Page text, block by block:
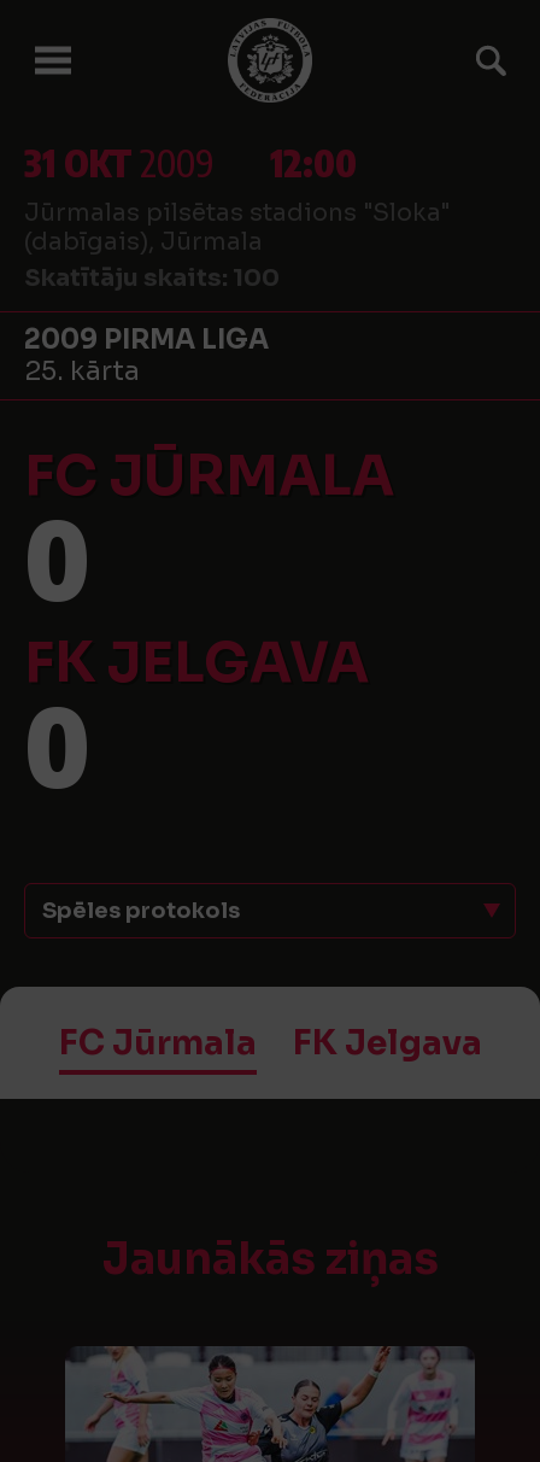
31 OKT2009 12:00
Jūrmalas pilsētas stadions "Sloka"
(dabīgais), Jūrmala
Skatītāju skaits: 100
2009 PIRMA LIGA
25. kārta
FC JŪRMALA
0
FK JELGAVA
0
Spēles protokols
FC Jūrmala FK Jelgava
Jaunākās ziņas